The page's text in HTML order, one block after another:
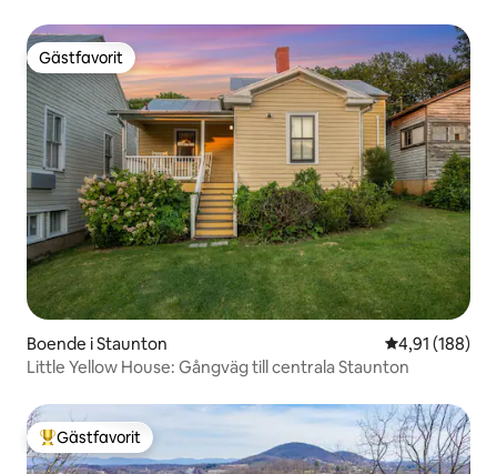
Gästfavorit
Gästfavorit
Boende i Staunton 4,91 av 5 i
4,91 (188)
Little Yellow House: Gångväg till centrala Staunton
Populär gästfavorit
Gästfavorit